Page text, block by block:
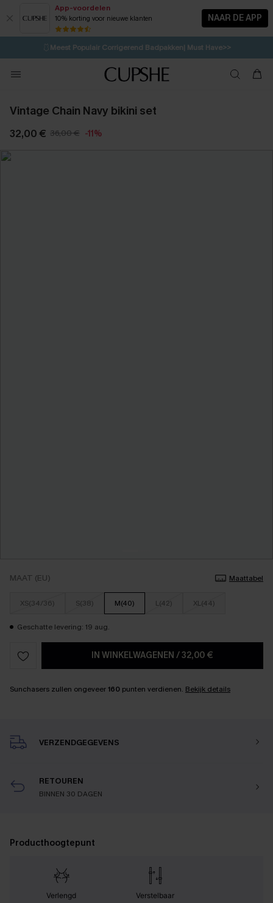
App-voordelen
10% korting voor nieuwe klanten NAAR DE APP
⚡️LAATSTE KANS | Tot 50% korting>>
🩱Meest Populair Corrigerend Badpakken| Must Have>>
💌Abonneer je & ontvang tot 15% korting>>
Koop 3, krijg 15% korting | CODE: SW15
Vintage Chain Navy bikini set
32,00 € 36,00 € -11%
MAAT (EU) Maattabel
XS(34/36) S(38) M(40) L(42) XL(44)
Geschatte levering: 19 aug.
IN WINKELWAGENEN /32,00 €
Sunchasers zullen ongeveer160 punten verdienen. Bekijk details
VERZENDGEGEVENS
RETOUREN
BINNEN 30 DAGEN
Producthoogtepunt
Verlengd Verstelbaar